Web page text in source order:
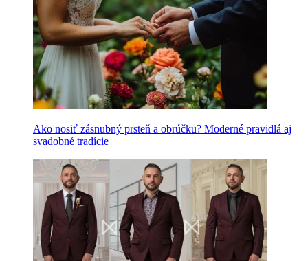
Ako nosiť zásnubný prsteň a obrúčku? Moderné pravidlá aj
svadobné tradície